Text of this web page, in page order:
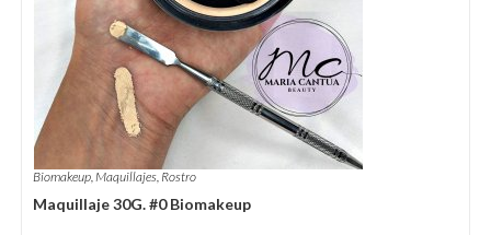
Biomakeup,Maquillajes, Rostro
Maquillaje 30G. #0 Biomakeup